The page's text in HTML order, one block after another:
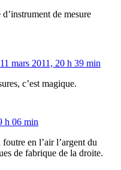
de mesure
11 mars 2011, 20 h 39 min
c’est magique.
h 06 min
en l’air l’argent du
de fabrique de la droite.